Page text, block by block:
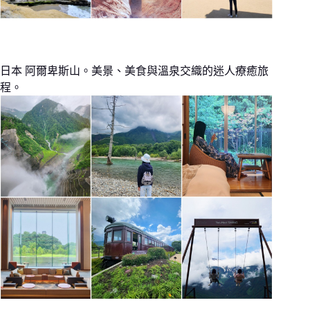
日本 阿爾卑斯山。美景、美食與溫泉交織的迷人療癒旅
程。